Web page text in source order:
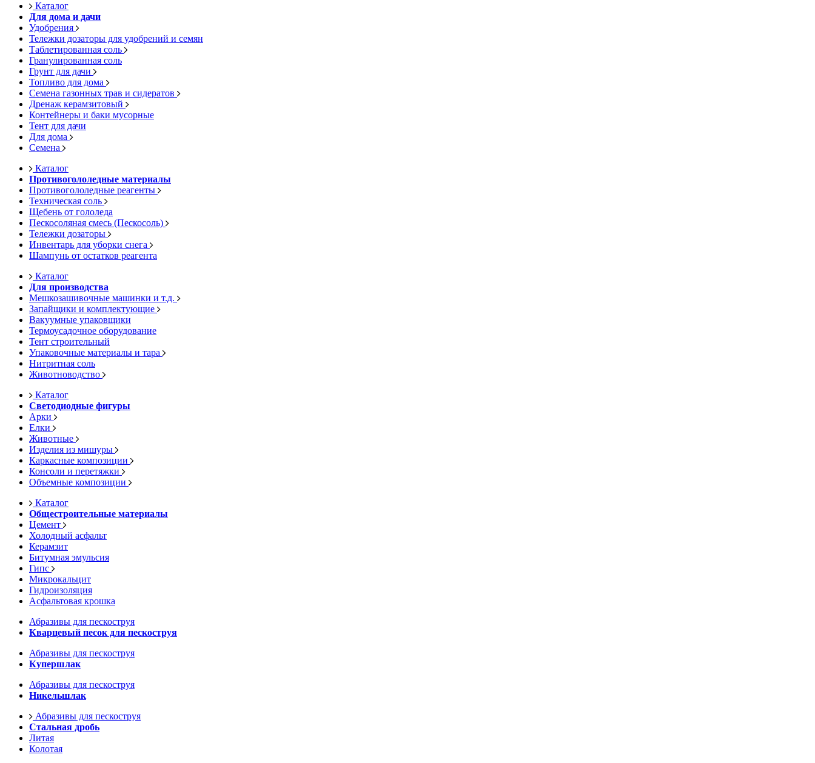
Каталог
Для дома и дачи
Удобрения
Тележки дозаторы для удобрений и семян
Таблетированная соль
Гранулированная соль
Грунт для дачи
Топливо для дома
Семена газонных трав и сидератов
Дренаж керамзитовый
Контейнеры и баки мусорные
Тент для дачи
Для дома
Семена
Каталог
Противогололедные материалы
Противогололедные реагенты
Техническая соль
Щебень от гололеда
Пескосоляная смесь (Пескосоль)
Тележки дозаторы
Инвентарь для уборки снега
Шампунь от остатков реагента
Каталог
Для производства
Мешкозашивочные машинки и т.д.
Запайщики и комплектующие
Вакуумные упаковщики
Термоусадочное оборудование
Тент строительный
Упаковочные материалы и тара
Нитритная соль
Животноводство
Каталог
Светодиодные фигуры
Арки
Елки
Животные
Изделия из мишуры
Каркасные композиции
Консоли и перетяжки
Объемные композиции
Каталог
Общестроительные материалы
Цемент
Холодный асфальт
Керамзит
Битумная эмульсия
Гипс
Микрокальцит
Гидроизоляция
Асфальтовая крошка
Абразивы для пескоструя
Кварцевый песок для пескоструя
Абразивы для пескоструя
Купершлак
Абразивы для пескоструя
Никельшлак
Абразивы для пескоструя
Стальная дробь
Литая
Колотая